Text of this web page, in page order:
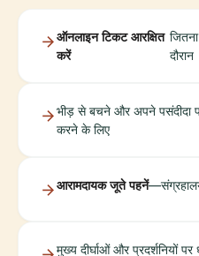
ऑनलाइन टिकट आरक्षित
करें
दौरान
भीड़ से बचने और अपने पसंदीदा
करने के लिए
आरामदायक जूते पहनें
मुख्य दीर्घाओं और प्रदर्शनियों पर